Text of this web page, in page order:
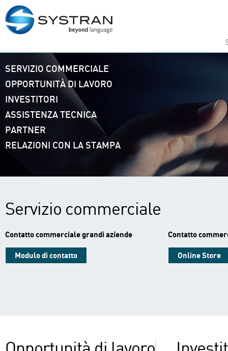
SERVIZIO COMMERCIALE
OPPORTUNITÀ DI LAVORO
INVESTITORI
ASSISTENZA TECNICA
PARTNER
RELAZIONI CON LA STAMPA
Servizio commerciale
Contatto commerciale grandi aziende
Modulo di contatto
Contatto
Online Store